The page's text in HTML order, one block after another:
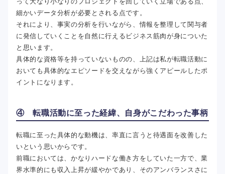
細かいデータ分析が必要とされる点です。
それにより、事実の分析を行いながら、情報を整理して関与者
に発信していくことを自然に行えるビジネス筋肉が身についた
と思います。
具体的な資格等を持っていないものの、上記は私が転職活動に
おいても具体的なエピソードを交えながら強くアピールしたポ
イントになります。
④ 転職活動に至った経緯、自身がこだわった事柄
転職に至った具体的な動機は、率直に言うと待遇面を改善した
いという思いからです。
前職においては、かなりハードな働き方をしていた一方で、業
界水準的にも収入上昇が緩やかであり、そのアンバランスさに